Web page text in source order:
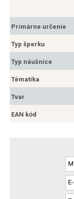
Primárne určenie
Typ šperku
Typ náušnice
Tématika
Tvar
EAN kód